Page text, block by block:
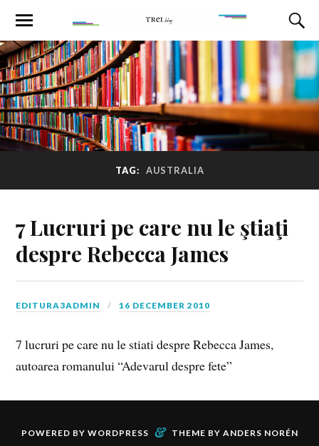
TAG: AUSTRALIA
7 Lucruri pe care nu le ştiaţi
despre Rebecca James
EDITURA3ADMIN 16 DECEMBER 2010
7 lucruri pe care nu le stiati despre Rebecca James,
autoarea romanului “Adevarul despre fete”
POWERED BY WORDPRESS & THEME BY ANDERS NORÉN